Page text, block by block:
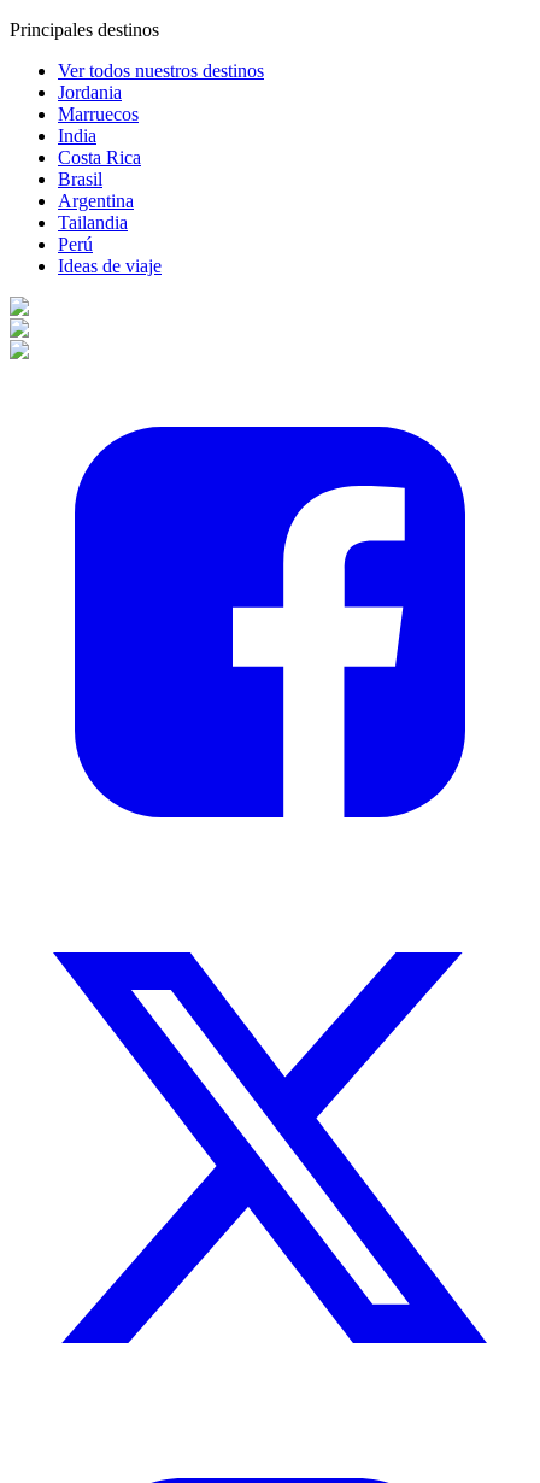
Principales destinos
Ver todos nuestros destinos
Jordania
Marruecos
India
Costa Rica
Brasil
Argentina
Tailandia
Perú
Ideas de viaje